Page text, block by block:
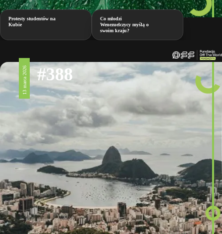
Protesty studentów na
Kubie
Co młodzi
Wenezuelczycy myślą o
swoim kraju?
13 marca 2026 #388